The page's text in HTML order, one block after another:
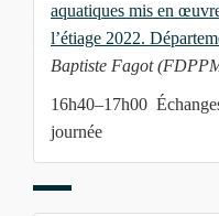
aquatiques mis en
l’étiage 2022.
Baptiste Fagot
16h40–17h00
journée